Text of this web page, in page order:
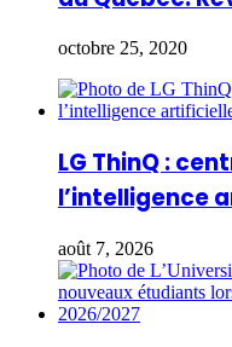
octobre 25, 2020
LG ThinQ :
l’intelligence
août 7, 2026